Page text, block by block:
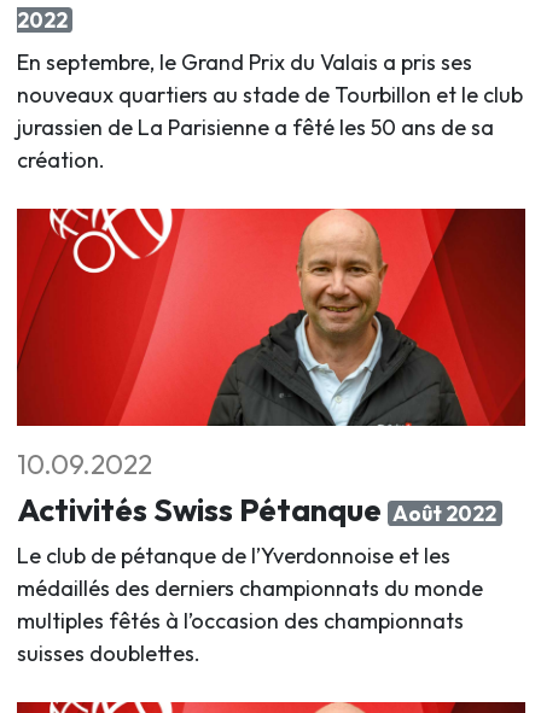
2022
En septembre, le Grand Prix du Valais a pris ses
nouveaux quartiers au stade de Tourbillon et le club
jurassien de La Parisienne a fêté les 50 ans de sa
création.
10.09.2022
Activités Swiss Pétanque Août 2022
Le club de pétanque de l’Yverdonnoise et les
médaillés des derniers championnats du monde
multiples fêtés à l’occasion des championnats
suisses doublettes.